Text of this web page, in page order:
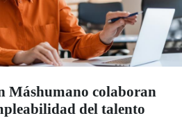
Máshumano colaboran
del talento